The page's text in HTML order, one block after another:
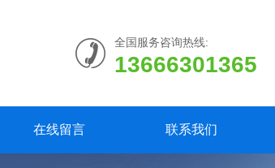
全国服务咨询热线:
13666301365
在线留言 联系我们